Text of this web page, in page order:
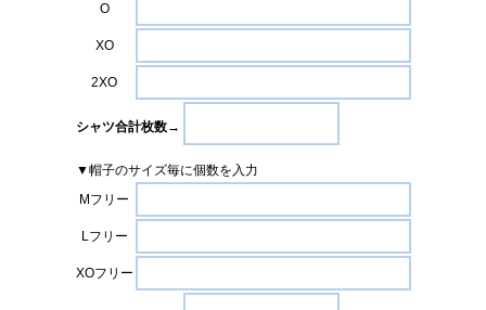
O
XO
2XO
シャツ合計枚数→
▼帽子のサイズ毎に個数を入力
Mフリー
Lフリー
XOフリー